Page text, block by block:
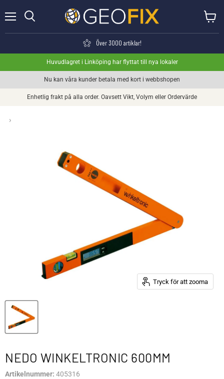
Över 3000 artiklar!
Huvudlagret i Linköping har flyttat till nya lokaler
Nu kan våra kunder betala med kort i webbshopen
Enhetlig frakt på alla order. Oavsett Vikt, Volym eller Ordervärde
›
Tryck för att zooma
NEDO WINKELTRONIC 600MM
Artikelnummer: 405316